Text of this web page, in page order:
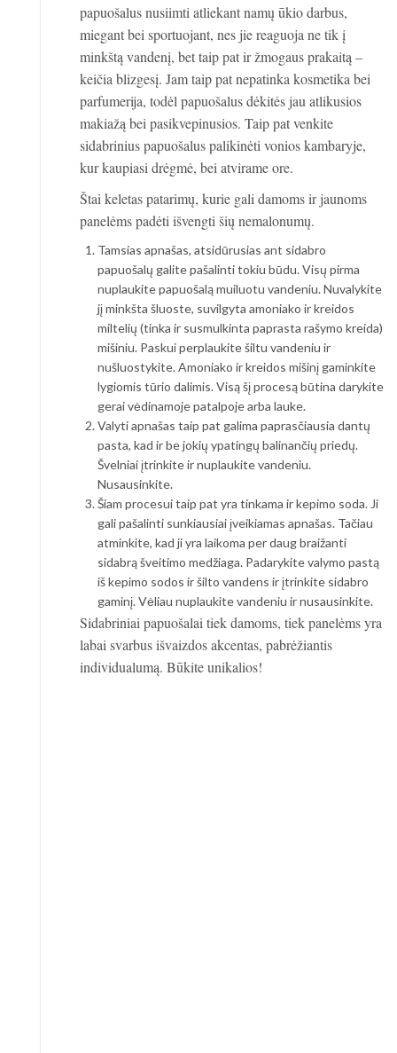
papuošalus nusiimti atliekant namų ūkio darbus,
miegant bei sportuojant, nes jie reaguoja ne tik į
minkštą vandenį, bet taip pat ir žmogaus prakaitą –
keičia blizgesį. Jam taip pat nepatinka kosmetika bei
parfumerija, todėl papuošalus dėkitės jau atlikusios
makiažą bei pasikvepinusios. Taip pat venkite
sidabrinius papuošalus palikinėti vonios kambaryje,
kur kaupiasi drėgmė, bei atvirame ore.
Štai keletas patarimų, kurie gali damoms ir jaunoms
panelėms padėti išvengti šių nemalonumų.
Tamsias apnašas, atsidūrusias ant sidabro
papuošalų galite pašalinti tokiu būdu. Visų pirma
nuplaukite papuošalą muiluotu vandeniu. Nuvalykite
jį minkšta šluoste, suvilgyta amoniako ir kreidos
miltelių (tinka ir susmulkinta paprasta rašymo kreida)
mišiniu. Paskui perplaukite šiltu vandeniu ir
nušluostykite. Amoniako ir kreidos mišinį gaminkite
lygiomis tūrio dalimis. Visą šį procesą būtina darykite
gerai vėdinamoje patalpoje arba lauke.
Valyti apnašas taip pat galima paprasčiausia dantų
pasta, kad ir be jokių ypatingų balinančių priedų.
Švelniai įtrinkite ir nuplaukite vandeniu.
Nusausinkite.
Šiam procesui taip pat yra tinkama ir kepimo soda. Ji
gali pašalinti sunkiausiai įveikiamas apnašas. Tačiau
atminkite, kad ji yra laikoma per daug braižanti
sidabrą šveitimo medžiaga. Padarykite valymo pastą
iš kepimo sodos ir šilto vandens ir įtrinkite sidabro
gaminį. Vėliau nuplaukite vandeniu ir nusausinkite.
Sidabriniai papuošalai tiek damoms, tiek panelėms yra
labai svarbus išvaizdos akcentas, pabrėžiantis
individualumą. Būkite unikalios!